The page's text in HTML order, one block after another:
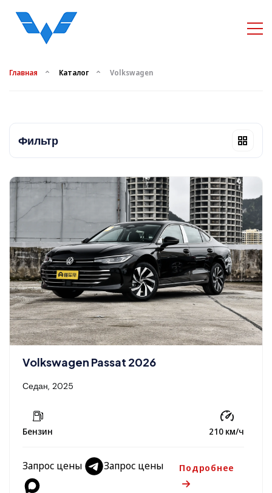
Главная Каталог Volkswagen
Фильтр
Volkswagen Passat 2026
Седан, 2025
Бензин 210 км/ч
Запрос цены Запрос цены Подробнее